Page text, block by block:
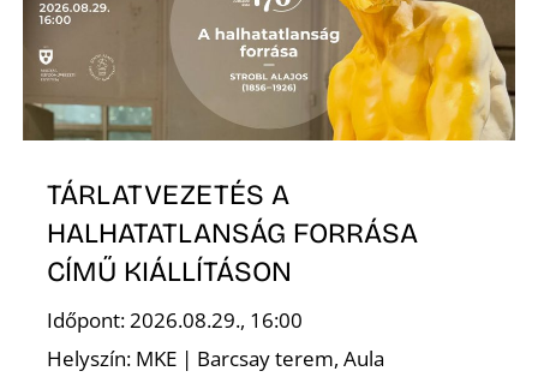
TÁRLATVEZETÉS A
HALHATATLANSÁG FORRÁSA
CÍMŰ KIÁLLÍTÁSON
Időpont: 2026.08.29., 16:00
Helyszín: MKE | Barcsay terem, Aula